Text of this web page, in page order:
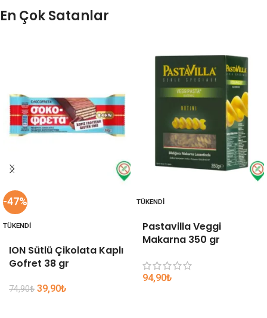
En Çok Satanlar
-47%
TÜKENDI
ION Sütlü Çikolata Kaplı
Gofret 38 gr
74,90₺ 39,90₺
TÜKENDI
Pastavilla Veggi
Makarna 350 gr
94,90₺